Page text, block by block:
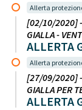
Allerta
[02/10/2020] -
GIALLA -
ALLERTA
Allerta
[27/09/2020] -
GIALLA PER
ALLERTA